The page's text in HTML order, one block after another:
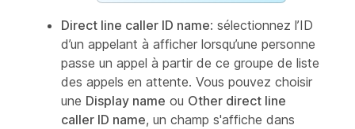
Direct line caller ID name: sélectionnez l’ID
d’un appelant à afficher lorsqu’une personne
passe un appel à partir de ce groupe de liste
des appels en attente. Vous pouvez choisir
une Display name ou Other direct line
caller ID name, un champ s'affiche dans